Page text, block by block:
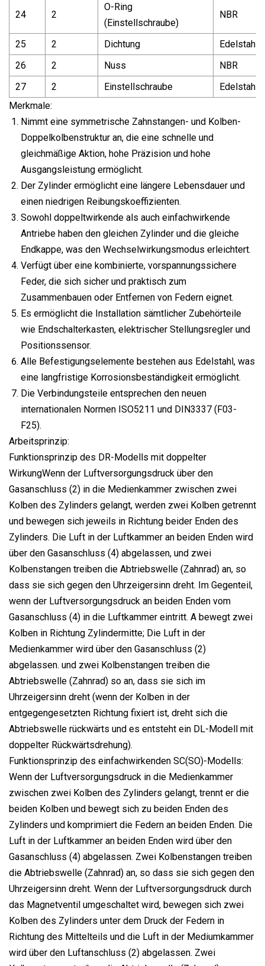
24 2
O-Ring
(Einstellschraube)
NBR
25 2 Dichtung
Edelstahl
26
2 Nuss
NBR
27
2 Einstellschraube
Edelstahl
Merkmale:
Nimmt eine symmetrische Zahnstangen- und Kolben-
Doppelkolbenstruktur an, die eine schnelle und
gleichmäßige Aktion, hohe Präzision und hohe
Ausgangsleistung ermöglicht.
Der Zylinder ermöglicht eine längere Lebensdauer und
einen niedrigen Reibungskoeffizienten.
Sowohl doppeltwirkende als auch einfachwirkende
Antriebe haben den gleichen Zylinder und die gleiche
Endkappe, was den Wechselwirkungsmodus erleichtert.
Verfügt über eine kombinierte, vorspannungssichere
Feder, die sich sicher und praktisch zum
Zusammenbauen oder Entfernen von Federn eignet.
Es ermöglicht die Installation sämtlicher Zubehörteile
wie Endschalterkasten, elektrischer Stellungsregler und
Positionssensor.
Alle Befestigungselemente bestehen aus Edelstahl, was
eine langfristige Korrosionsbeständigkeit ermöglicht.
Die Verbindungsteile entsprechen den neuen
internationalen Normen ISO5211 und DIN3337 (F03-
F25).
Arbeitsprinzip:
Funktionsprinzip des DR-Modells mit doppelter
WirkungWenn der Luftversorgungsdruck über den
Gasanschluss (2) in die Medienkammer zwischen zwei
Kolben des Zylinders gelangt, werden zwei Kolben getrennt
und bewegen sich jeweils in Richtung beider Enden des
Zylinders. Die Luft in der Luftkammer an beiden Enden wird
über den Gasanschluss (4) abgelassen, und zwei
Kolbenstangen treiben die Abtriebswelle (Zahnrad) an, so
dass sie sich gegen den Uhrzeigersinn dreht. Im Gegenteil,
wenn der Luftversorgungsdruck an beiden Enden vom
Gasanschluss (4) in die Luftkammer eintritt. A bewegt zwei
Kolben in Richtung Zylindermitte; Die Luft in der
Medienkammer wird über den Gasanschluss (2)
abgelassen. und zwei Kolbenstangen treiben die
Abtriebswelle (Zahnrad) so an, dass sie sich im
Uhrzeigersinn dreht (wenn der Kolben in der
entgegengesetzten Richtung fixiert ist, dreht sich die
Abtriebswelle rückwärts und es entsteht ein DL-Modell mit
doppelter Rückwärtsdrehung).
Funktionsprinzip des einfachwirkenden SC(SO)-Modells:
Wenn der Luftversorgungsdruck in die Medienkammer
zwischen zwei Kolben des Zylinders gelangt, trennt er die
beiden Kolben und bewegt sich zu beiden Enden des
Zylinders und komprimiert die Federn an beiden Enden. Die
Luft in der Luftkammer an beiden Enden wird über den
Gasanschluss (4) abgelassen. Zwei Kolbenstangen treiben
die Abtriebswelle (Zahnrad) an, so dass sie sich gegen den
Uhrzeigersinn dreht. Wenn der Luftversorgungsdruck durch
das Magnetventil umgeschaltet wird, bewegen sich zwei
Kolben des Zylinders unter dem Druck der Federn in
Richtung des Mittelteils und die Luft in der Mediumkammer
wird über den Luftanschluss (2) abgelassen. Zwei